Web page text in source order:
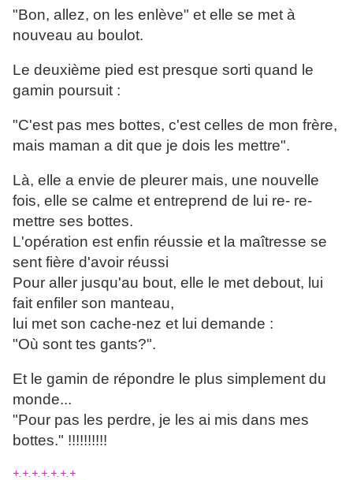
"Bon, allez, on les enlève" et elle se met à
nouveau au boulot.
Le deuxième pied est presque sorti quand le
gamin poursuit :
"C'est pas mes bottes, c'est celles de mon frère,
mais maman a dit que je dois les mettre".
Là, elle a envie de pleurer mais, une nouvelle
fois, elle se calme et entreprend de lui re- re-
mettre ses bottes.
L'opération est enfin réussie et la maîtresse se
sent fière d'avoir réussi
Pour aller jusqu'au bout, elle le met debout, lui
fait enfiler son manteau,
lui met son cache-nez et lui demande :
"Où sont tes gants?".
Et le gamin de répondre le plus simplement du
monde...
"Pour pas les perdre, je les ai mis dans mes
bottes." !!!!!!!!!!
+.+.+.+.+.+.+